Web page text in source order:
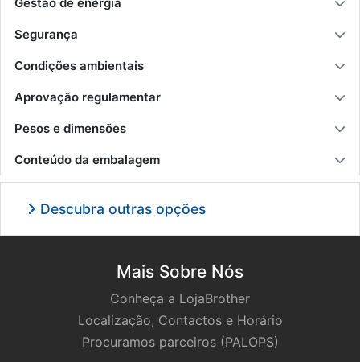
Segurança
Condições ambientais
Aprovação regulamentar
Pesos e dimensões
Conteúdo da embalagem
Descubra outras opções
Mais Sobre Nós
Conheça a LojaBrother
Localização, Contactos e Horário
Procuramos parceiros (PALOPS)